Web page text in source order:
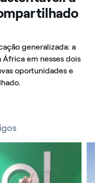
generalizada: a
África em nesses dois
oportunidades e